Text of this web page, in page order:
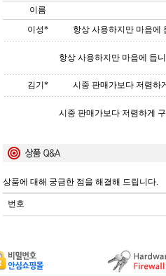
이름
이성*
항상 사용하지만 마음에
항상 사용하지만 마음에 듭
김기* 시중 판매가보다 저렴하
시중 판매가보다 저렴하게
상품에 대해 궁금한 점을 해결해 드립니다.
번호